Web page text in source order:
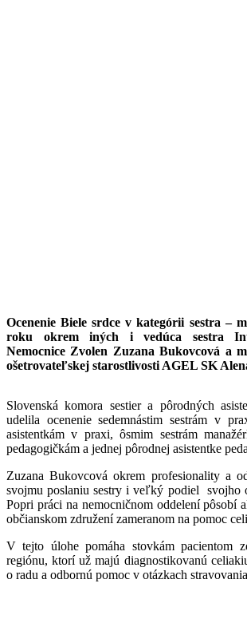
Ocenenie Biele srdce v kategórii sestra –
roku okrem iných i vedúca sestra
Nemocnice Zvolen Zuzana Bukovcová a
ošetrovateľskej starostlivosti AGEL SK
Slovenská komora sestier a pôrodných
udelila ocenenie sedemnástim sestrám v
asistentkám v praxi, ôsmim sestrám
pedagogičkám a jednej pôrodnej asistentke
Zuzana Bukovcová okrem profesionality a
svojmu poslaniu sestry i veľký podiel svojho
Popri práci na nemocničnom oddelení pôsobí
občianskom združení zameranom na pomoc
V tejto úlohe pomáha stovkám pacientom
regiónu, ktorí už majú diagnostikovanú
o radu a odbornú pomoc v otázkach